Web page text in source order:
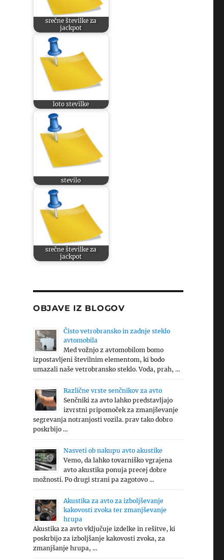
srečne številke za
jackpot
loto stevilke
stevilo
srečne številke za
jackpot
OBJAVE IZ BLOGOV
Čisto vetrobransko in zadnje steklo
avtomobila
Med vožnjo z avtomobilom bomo
izpostavljeni številnim elementom, ki bodo
umazali naše vetrobransko steklo. Voda, prah, …
Različne vrste senčnikov za avto
Senčniki za avto lahko predstavljajo
izvrstni pripomoček za zmanjševanje
segrevanja notranjosti vozila. prav tako dobro
poskrbijo …
Nasveti ob nakupu avto akustike
Vemo, da lahko tovarniško vgrajena
avto akustika ponuja precej dobre
možnosti. Po drugi strani pa zagotovo …
Akustika za avto za izboljševanje
kakovosti zvoka ter zmanjševanje
hrupa
Akustika za avto vključuje izdelke in rešitve, ki
poskrbijo za izboljšanje kakovosti zvoka, za
zmanjšanje hrupa, …